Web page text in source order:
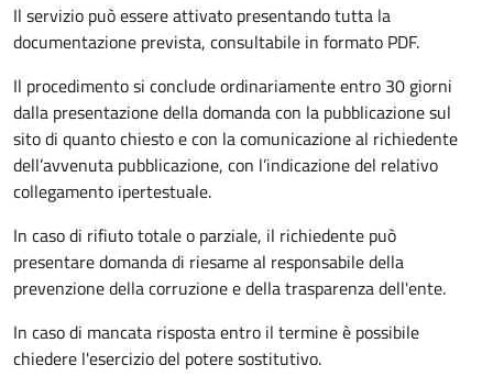
Il servizio può essere attivato presentando tutta la
documentazione prevista, consultabile in formato PDF.
Il procedimento si conclude ordinariamente entro 30 giorni
dalla presentazione della domanda con la pubblicazione sul
sito di quanto chiesto e con la comunicazione al richiedente
dell’avvenuta pubblicazione, con l’indicazione del relativo
collegamento ipertestuale.
In caso di rifiuto totale o parziale, il richiedente può
presentare domanda di riesame al responsabile della
prevenzione della corruzione e della trasparenza dell'ente.
In caso di mancata risposta entro il termine è possibile
chiedere l'esercizio del potere sostitutivo.